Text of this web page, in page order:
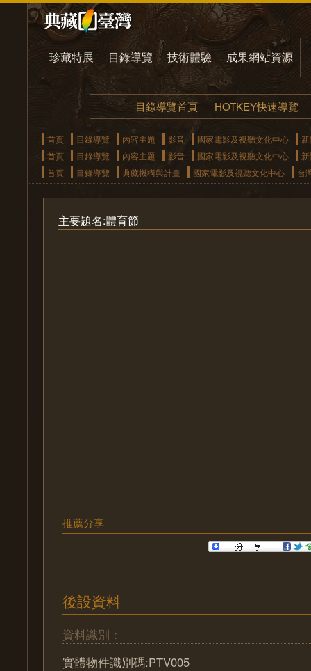
珍藏特展 目錄導覽 技術體驗 成果網站資源
目錄導覽首頁 HOTKEY快速導覽
首頁 目錄導覽 內容主題 影音 國家電影及視聽文化中心
首頁
目錄導覽 內容主題 影音 國家電影及視聽文化中心
首頁
目錄導覽 典藏機構與計畫 國家電影及視聽文化中心 台
主要題名:體育節
推薦分享
後設資料
資料識別：
實體物件識別碼:PTV005